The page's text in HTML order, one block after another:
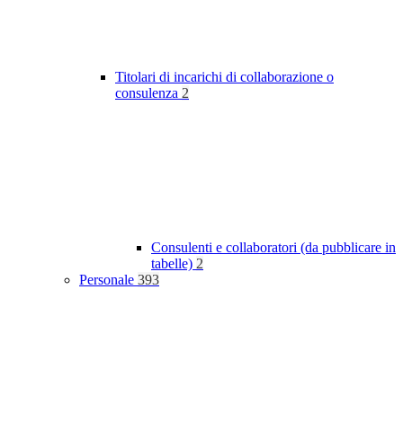
Titolari di incarichi di collaborazione o
consulenza 2
Consulenti e collaboratori (da pubblicare in
tabelle) 2
Personale 393